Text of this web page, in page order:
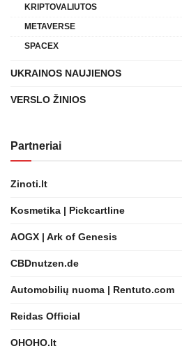
KRIPTOVALIUTOS
METAVERSE
SPACEX
UKRAINOS NAUJIENOS
VERSLO ŽINIOS
Partneriai
Zinoti.lt
Kosmetika | Pickcartline
AOGX | Ark of Genesis
CBDnutzen.de
Automobilių nuoma | Rentuto.com
Reidas Official
OHOHO.lt